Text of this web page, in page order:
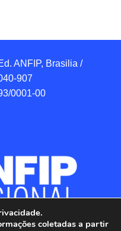
ANFIP, Brasilia /
907
0001-00
coletadas a partir